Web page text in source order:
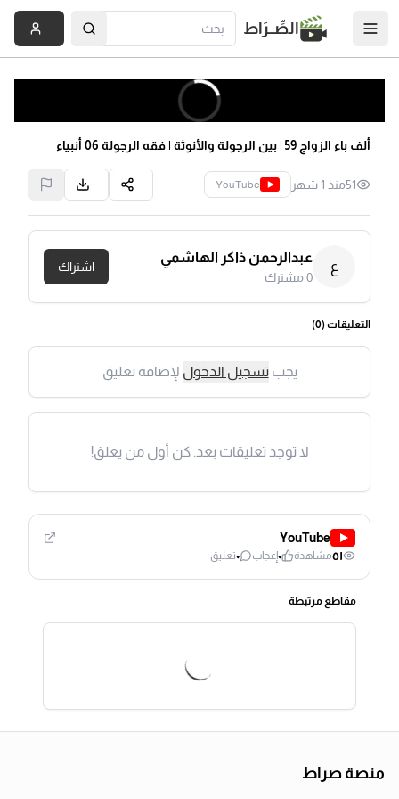
الصِّــرَاط
ألف باء الزواج 59 | بين الرجولة والأنوثة | فقه الرجولة 06 أنبياء
51منذ 1 شهر YouTube
ع
عبدالرحمن ذاكر الهاشمي
0مشترك
اشتراك
التعليقات (0
)
يجبتسجيل الدخول لإضافة تعليق
لا توجد تعليقات بعد. كن أول من يعلق!
YouTube
٥١مشاهدة ٠إعجاب ٠تعليق
مقاطع مرتبطة
منصة صراط